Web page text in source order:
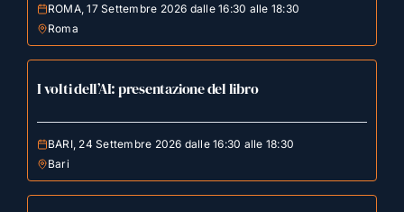
ROMA, 17 Settembre 2026 dalle 16:30 alle 18:30
Roma
I volti dell’AI: presentazione del libro
BARI, 24 Settembre 2026 dalle 16:30 alle 18:30
Bari